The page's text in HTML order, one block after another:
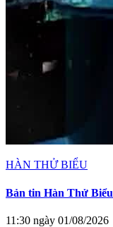
HÀN THỬ BIỂU
Bản tin Hàn Thử Biểu
11:30 ngày 01/08/2026